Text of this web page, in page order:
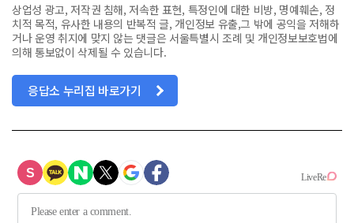
상업성 광고, 저작권 침해, 저속한 표현, 특정인에 대한 비방, 명예훼손, 정
치적 목적, 유사한 내용의 반복적 글, 개인정보 유출,그 밖에 공익을 저해하
거나 운영 취지에 맞지 않는 댓글은 서울특별시 조례 및 개인정보보호법에
의해 통보없이 삭제될 수 있습니다.
응답소 누리집 바로가기